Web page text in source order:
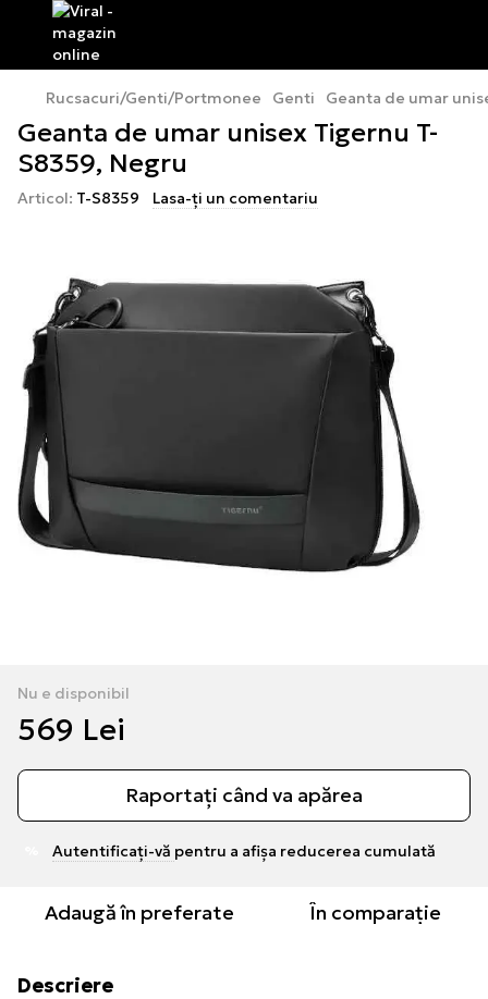
Rucsacuri/Genti/Portmonee Genti Geanta de umar
Geanta de umar unisex Tigernu T-
S8359, Negru
Articol: T-S8359 Lasa-ți un comentariu
Nu e disponibil
569 Lei
Raportați când va apărea
Autentificați-vă pentru a afișa reducerea cumulată
Adaugă în preferate În comparație
Descriere